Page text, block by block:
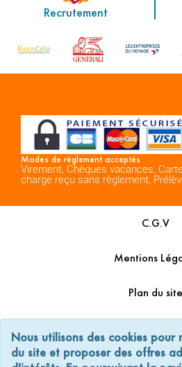
Recrutement
Modes de règlement acceptés
Virement, Chèques vacances,
charge reçu sans règlement,
C.G.V
Mentions
Plan du site
Nous
Nous utilisons des cookies pour
du site et proposer des offres